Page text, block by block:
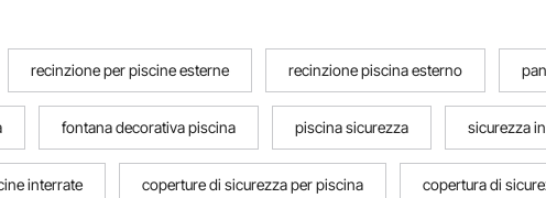
recinzione per piscine esterne recinzione piscina esterno
fontana decorativa piscina piscina sicurezza sicurezza
interrate coperture di sicurezza per piscina copertura di